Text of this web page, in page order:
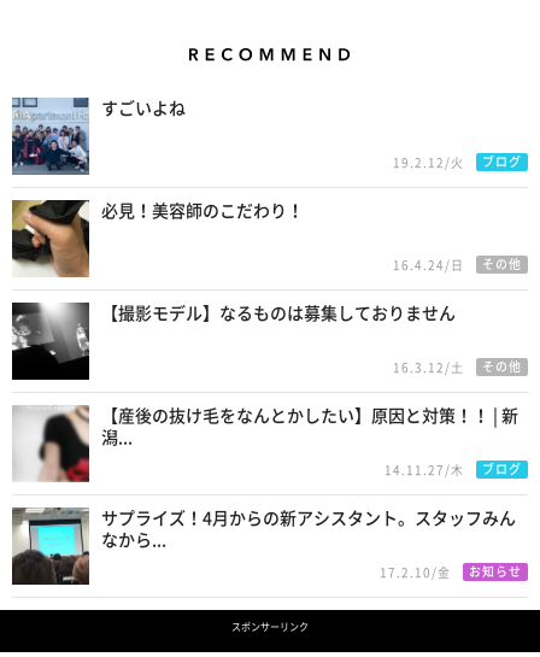
すごいよね
19.2.12/火 ブログ
必見！美容師のこだわり！
16.4.24/日 その他
【撮影モデル】なるものは募集しておりません
16.3.12/土 その他
【産後の抜け毛をなんとかしたい】原因と対策！！ | 新
潟...
14.11.27/木 ブログ
サプライズ！4月からの新アシスタント。スタッフみん
なから...
17.2.10/金 お知らせ
スポンサーリンク